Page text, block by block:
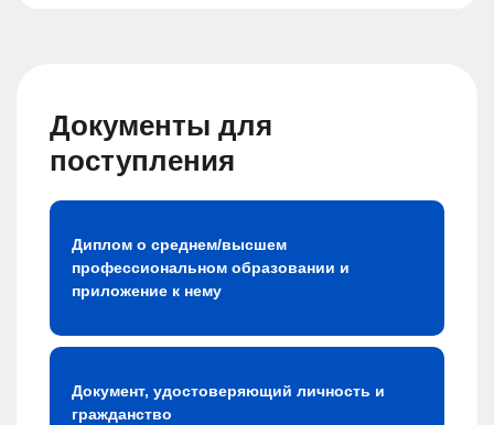
Документы для
поступления
Диплом о среднем/высшем
профессиональном образовании и
приложение к нему
Документ, удостоверяющий личность и
гражданство